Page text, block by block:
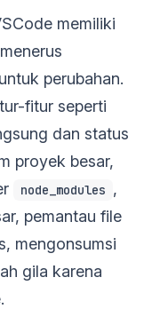
memiliki
perubahan.
fitur seperti
dan status
proyek besar,
node_modules ,
pemantau file
mengonsumsi
gila karena